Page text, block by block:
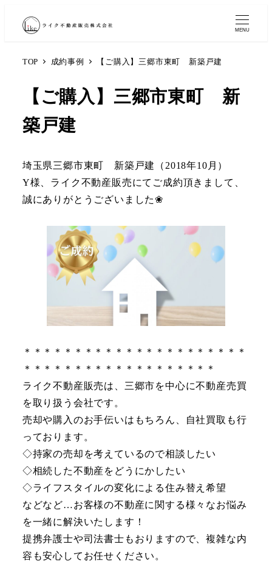
MENU
TOP 成約事例 【ご購入】三郷市東町 新築戸建
【ご購入】三郷市東町 新
築戸建
埼玉県三郷市東町 新築戸建（2018年10月）
Y様、ライク不動産販売にてご成約頂きまして、
誠にありがとうございました❀
＊＊＊＊＊＊＊＊＊＊＊＊＊＊＊＊＊＊＊＊＊＊
＊＊＊＊＊＊＊＊＊＊＊＊＊＊＊＊＊＊＊
ライク不動産販売は、三郷市を中心に不動産売買
を取り扱う会社です。
売却や購入のお手伝いはもちろん、自社買取も行
っております。
◇持家の売却を考えているので相談したい
◇相続した不動産をどうにかしたい
◇ライフスタイルの変化による住み替え希望
などなど…お客様の不動産に関する様々なお悩み
を一緒に解決いたします！
提携弁護士や司法書士もおりますので、複雑な内
容も安心してお任せください。